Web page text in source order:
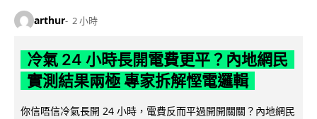
arthur 2 小時
冷氣 24 小時長開電費更平？內地網民
實測結果兩極 專家拆解慳電邏輯
你信唔信冷氣長開 24 小時，電費反而平過開開關關？內地網民